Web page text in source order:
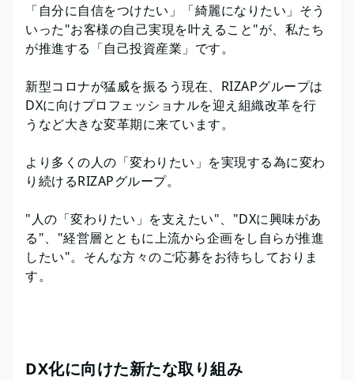
「自分に自信をつけたい」「綺麗になりたい」そう
いった"お客様の自己実現を叶えること"が、私たち
が推進する「自己投資産業」です。
新型コロナが猛威を振るう現在、RIZAPグループは
DXに向けプロフェッショナルを迎え組織改革を行
うなど大きな変革期に来ています。
より多くの人の「変わりたい」を実現する為に変わ
り続けるRIZAPグループ。
"人の「変わりたい」を支えたい"、"DXに興味があ
る"、"経営層とともに上流から企画をし自らが推進
したい"。そんな方々のご応募をお待ちしておりま
す。
DX化に向けた新たな取り組み